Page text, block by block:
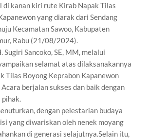
kanan kiri rute Kirab Napak Tilas
yang diarak dari Sendang
Kecamatan Sawoo, Kabupaten
Rabu (21/08/2024).
Sugiri Sancoko, SE, MM, melalui
selamat atas dilaksanakannya
Tilas Boyong Keprabon Kapanewon
berjalan sukses dan baik dengan
pihak.
dengan pelestarian budaya
yang diwariskan oleh nenek moyang
di generasi selajutnya.Selain itu,